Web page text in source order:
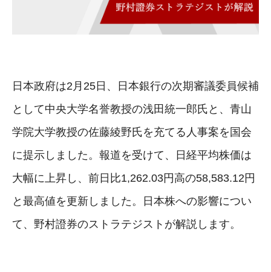
日本政府は2月25日、日本銀行の次期審議委員候補
として中央大学名誉教授の浅田統一郎氏と、青山
学院大学教授の佐藤綾野氏を充てる人事案を国会
に提示しました。報道を受けて、日経平均株価は
大幅に上昇し、前日比1,262.03円高の58,583.12円
と最高値を更新しました。日本株への影響につい
て、野村證券のストラテジストが解説します。